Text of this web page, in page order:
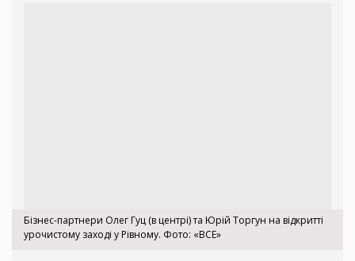
Бізнес-партнери Олег Гуц (в центрі) та Юрій Торгун на відкритті
урочистому заході у Рівному. Фото: «ВСЕ»